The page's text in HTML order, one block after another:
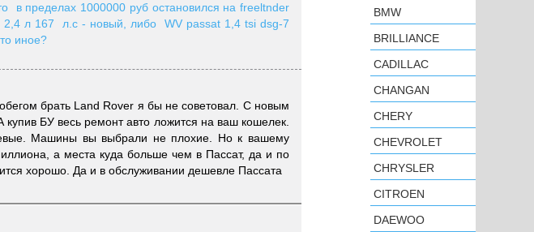
в пределах 1000000 руб остановился на freeltnder
л 167 л.с - новый, либо WV passat 1,4 tsi dsg-7
иное?
брать Land Rover я бы не советовал. С новым
БУ весь ремонт авто ложится на ваш кошелек.
Машины вы выбрали не плохие. Но к вашему
а места куда больше чем в Пассат, да и по
хорошо. Да и в обслуживании дешевле Пассата
BMW
BRILLIANCE
CADILLAC
CHANGAN
CHERY
CHEVROLET
CHRYSLER
CITROEN
DAEWOO